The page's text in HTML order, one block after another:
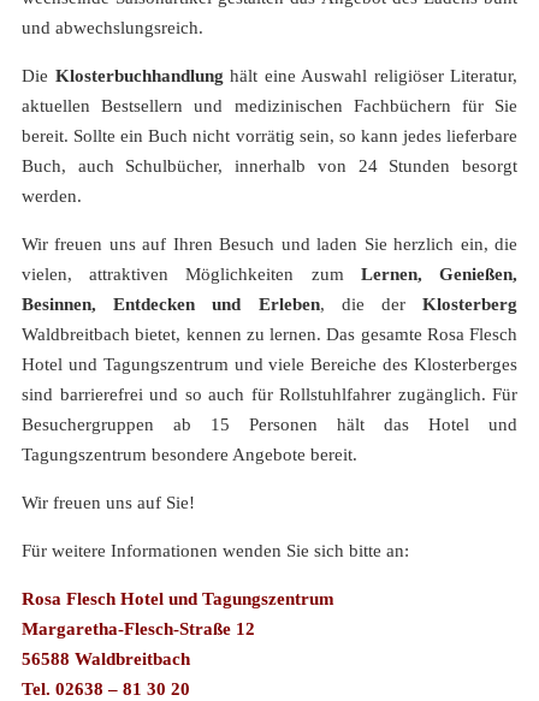
und abwechslungsreich.
Die Klosterbuchhandlung hält eine Auswahl religiöser Literatur,
aktuellen Bestsellern und medizinischen Fachbüchern für Sie
bereit. Sollte ein Buch nicht vorrätig sein, so kann jedes lieferbare
Buch, auch Schulbücher, innerhalb von 24 Stunden besorgt
werden.
Wir freuen uns auf Ihren Besuch und laden Sie herzlich ein, die
vielen, attraktiven Möglichkeiten zum Lernen, Genießen,
Besinnen, Entdecken und Erleben, die der Klosterberg
Waldbreitbach bietet, kennen zu lernen. Das gesamte Rosa Flesch
Hotel und Tagungszentrum und viele Bereiche des Klosterberges
sind barrierefrei und so auch für Rollstuhlfahrer zugänglich. Für
Besuchergruppen ab 15 Personen hält das Hotel und
Tagungszentrum besondere Angebote bereit.
Wir freuen uns auf Sie!
Für weitere Informationen wenden Sie sich bitte an:
Rosa Flesch Hotel und Tagungszentrum
Margaretha-Flesch-Straße 12
56588 Waldbreitbach
Tel. 02638 – 81 30 20